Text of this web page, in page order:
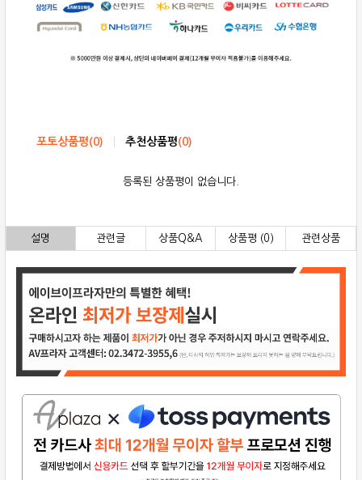
포토상품평(0) 추천상품평(0)
등록된 상품평이 없습니다.
설명 관련글 상품Q&A 상품평 (0) 관련상품